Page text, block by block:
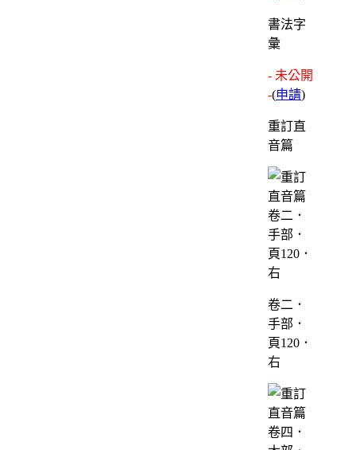
書法字
彙
- 未公開
-(申請)
重訂直
音篇
卷二．
手部．
頁120．
右